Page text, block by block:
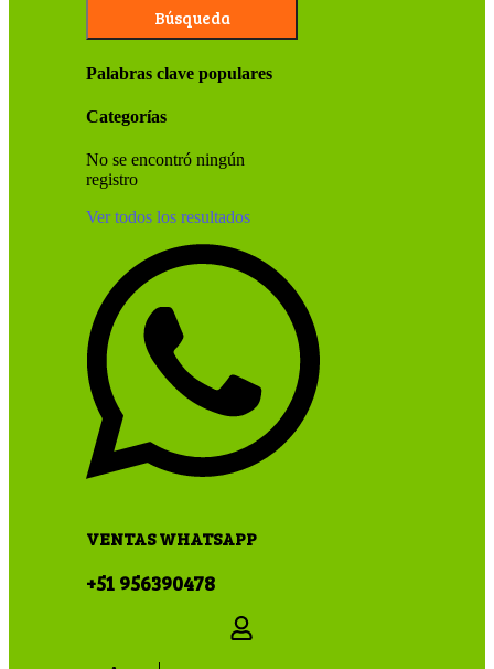
Búsqueda
Palabras clave populares
Categorías
No se encontró ningún
registro
Ver todos los resultados
VENTAS WHATSAPP
+51 956390478